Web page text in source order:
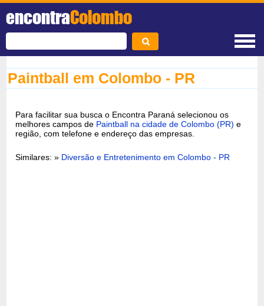
encontraColombo
Paintball em Colombo - PR
Para facilitar sua busca o Encontra Paraná selecionou os
melhores campos de Paintball na cidade de Colombo (PR) e
região, com telefone e endereço das empresas.
Similares: » Diversão e Entretenimento em Colombo - PR